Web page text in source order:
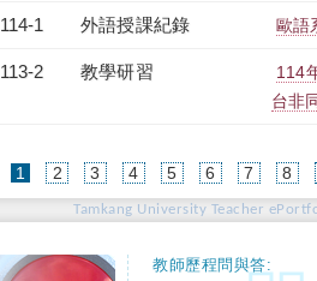
114-1 外語授課紀錄 歐語
113-2 教學研習
114
台非
1 (current)
2 3 4 5 6 7 8
Tamkang University Teacher
教師歷程問與答: